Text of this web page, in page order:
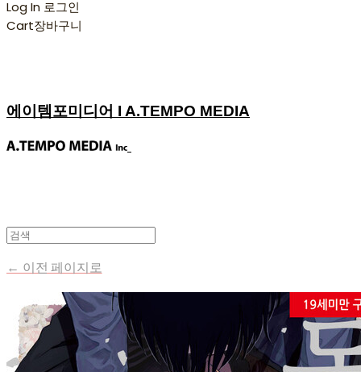
Log In 로그인
Cart장바구니
에이템포미디어 I A.TEMPO MEDIA
← 이전 페이지로